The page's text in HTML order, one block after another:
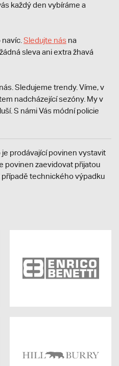
každý den vybíráme a
Sledujte nás na
sleva ani extra žhavá
Sledujeme trendy. Víme, v
nadcházející sezóny. My v
S námi Vás módní policie
prodávající povinen vystavit
povinen zaevidovat přijatou
případě technického výpadku